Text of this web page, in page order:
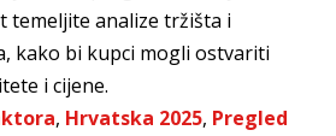
temeljite analize tržišta i
kako bi kupci mogli ostvariti
i cijene.
, Hrvatska 2025, Pregled